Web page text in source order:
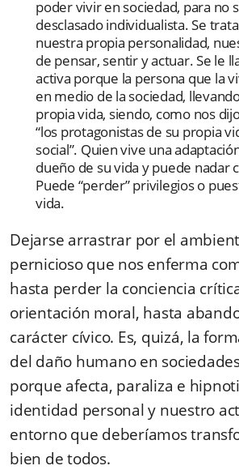
poder vivir en sociedad, para no
desclasado individualista. Se
nuestra propia personalidad,
de pensar, sentir y actuar. Se le
activa porque la persona que la
en medio de la sociedad,
propia vida, siendo, como nos
“los protagonistas de su propia
social”. Quien vive una
dueño de su vida y puede nadar
Puede “perder” privilegios o
vida.
Dejarse arrastrar por el
pernicioso que nos enferma
hasta perder la conciencia
orientación moral, hasta
carácter cívico. Es, quizá, la
del daño humano en
porque afecta, paraliza e
identidad personal y nuestro
entorno que deberíamos
bien de todos.